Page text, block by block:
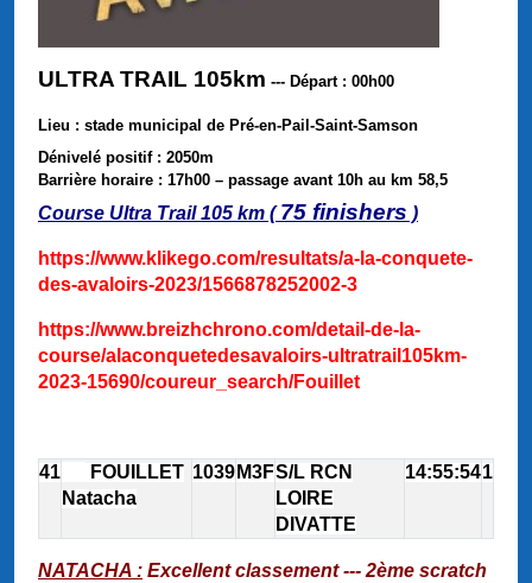
ULTRA TRAIL 105km --- Départ : 00h00
Lieu : stade municipal de Pré-en-Pail-Saint-Samson
Dénivelé positif : 2050m
Barrière horaire : 17h00 – passage avant 10h au km 58,5
Course Ultra Trail 105 km (75 finishers )
https://www.klikego.com/resultats/a-la-conquete-
des-avaloirs-2023/1566878252002-3
https://www.breizhchrono.com/detail-de-la-
course/alaconquetedesavaloirs-ultratrail105km-
2023-15690/coureur_search/Fouillet
41
FOUILLET
Natacha
1039 M3FS/L RCN
LOIRE
DIVATTE
14:55:541
NATACHA : Excellent classement --- 2ème scratch